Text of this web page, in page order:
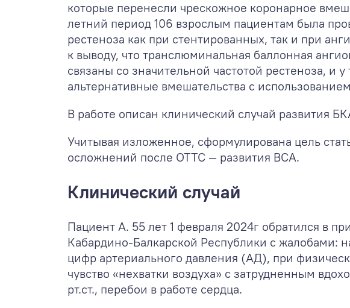
которые перенесли чрескожное коронарное
летний период 106 взрослым пациентам была
рестеноза как при стентированных, так и при
к выводу, что транслюминальная баллонная
связаны со значительной частотой рестеноза, и
альтернативные вмешательства с
В работе описан клинический случай развития
Учитывая изложенное, сформулирована цель
осложнений после ОТТС — развития ВСА.
Клинический случай
Пациент А. 55 лет 1 февраля 2024г обратился в
Кабардино-Балкарской Республики с жалобами:
цифр артериального давления (АД), при
чувство «нехватки воздуха» с затрудненным
рт.ст., перебои в работе сердца.